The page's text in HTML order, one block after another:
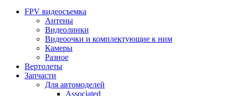
FPV видеосъемка
Антены
Видеолинки
Видеоочки и комплектующие к ним
Камеры
Разное
Вертолеты
Запчасти
Для автомоделей
Associated